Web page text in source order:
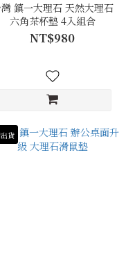
鎮一大理石 天然大理石
六角茶杯墊 4入組合
NT$980
貨